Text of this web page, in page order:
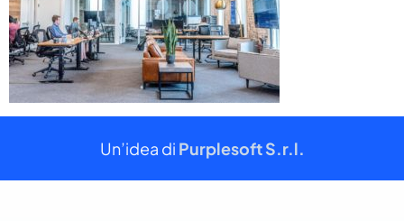
Un’idea di Purplesoft S.r.l.